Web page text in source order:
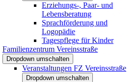
Erziehungs-, Paar- und
Lebensberatung
Sprachförderung und
Logopädie
Tagespflege für Kinder
Familienzentrum Vereinsstraße
Dropdown umschalten
Veranstaltungen FZ Vereinsstraße
Dropdown umschalten